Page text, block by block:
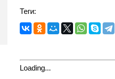
Теги:
Loading...